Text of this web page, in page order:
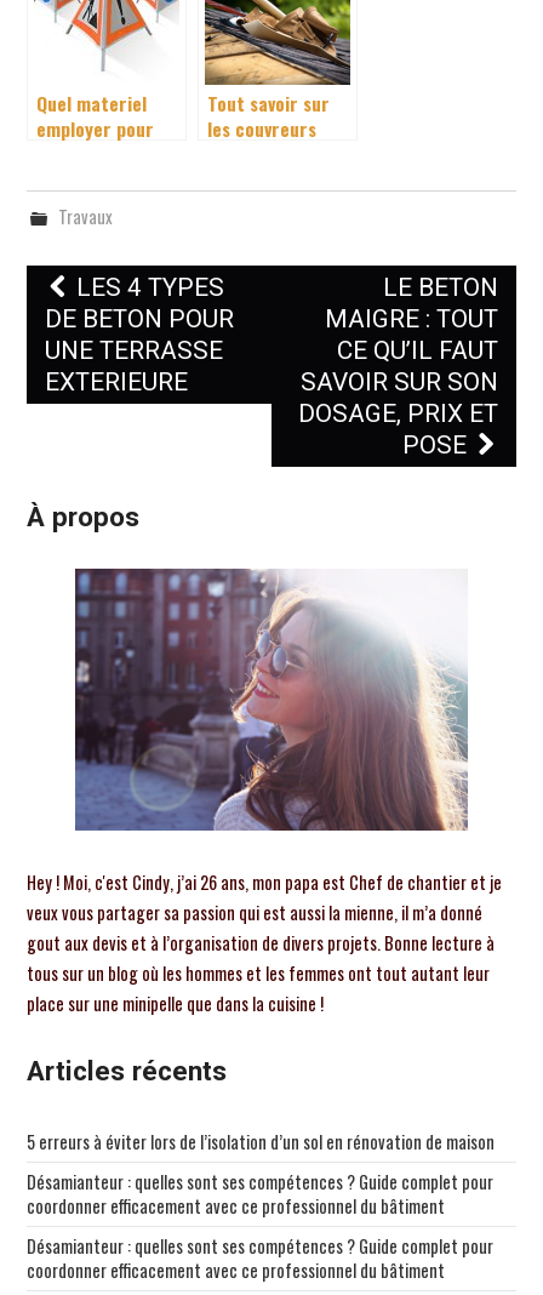
Quel materiel
employer pour
construction ?
Tout savoir sur
les couvreurs
Travaux
Navigation
des
articles
LES 4 TYPES
DE BETON POUR
UNE TERRASSE
EXTERIEURE
LE BETON
MAIGRE : TOUT
CE QU’IL FAUT
SAVOIR SUR SON
DOSAGE, PRIX ET
POSE
À propos
Hey ! Moi, c'est Cindy, j’ai 26 ans, mon papa est Chef de chantier et je
veux vous partager sa passion qui est aussi la mienne, il m’a donné
gout aux devis et à l’organisation de divers projets. Bonne lecture à
tous sur un blog où les hommes et les femmes ont tout autant leur
place sur une minipelle que dans la cuisine !
Articles récents
5 erreurs à éviter lors de l’isolation d’un sol en rénovation de maison
Désamianteur : quelles sont ses compétences ? Guide complet pour
coordonner efficacement avec ce professionnel du bâtiment
Désamianteur : quelles sont ses compétences ? Guide complet pour
coordonner efficacement avec ce professionnel du bâtiment